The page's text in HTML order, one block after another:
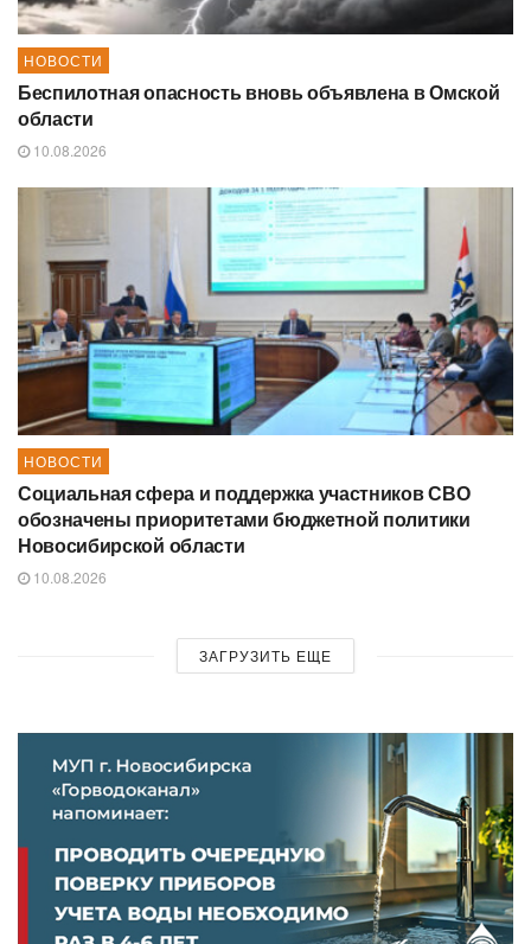
НОВОСТИ
Беспилотная опасность вновь объявлена в Омской
области
10.08.2026
НОВОСТИ
Социальная сфера и поддержка участников СВО
обозначены приоритетами бюджетной политики
Новосибирской области
10.08.2026
ЗАГРУЗИТЬ ЕЩЕ